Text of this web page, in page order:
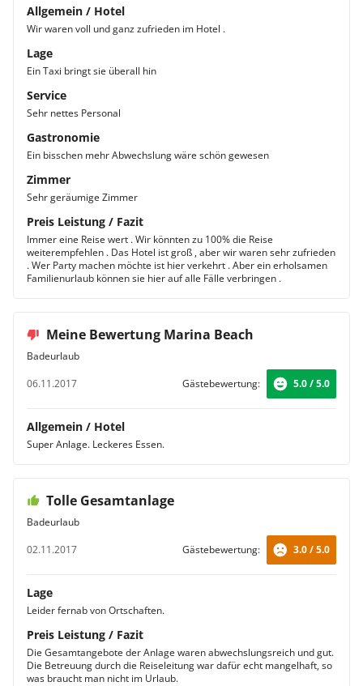
Allgemein / Hotel
Wir waren voll und ganz zufrieden im Hotel .
Lage
Ein Taxi bringt sie überall hin
Service
Sehr nettes Personal
Gastronomie
Ein bisschen mehr Abwechslung wäre schön gewesen
Zimmer
Sehr geräumige Zimmer
Preis Leistung / Fazit
Immer eine Reise wert . Wir könnten zu 100% die Reise
weiterempfehlen . Das Hotel ist groß , aber wir waren sehr zufrieden
. Wer Party machen möchte ist hier verkehrt . Aber ein erholsamen
Familienurlaub können sie hier auf alle Fälle verbringen .
Meine Bewertung Marina Beach
Badeurlaub
06.11.2017
Gästebewertung: 5.0 / 5.0
Allgemein / Hotel
Super Anlage. Leckeres Essen.
Tolle Gesamtanlage
Badeurlaub
02.11.2017
Gästebewertung: 3.0 / 5.0
Lage
Leider fernab von Ortschaften.
Preis Leistung / Fazit
Die Gesamtangebote der Anlage waren abwechslungsreich und gut.
Die Betreuung durch die Reiseleitung war dafür echt mangelhaft, so
was braucht man nicht im Urlaub.